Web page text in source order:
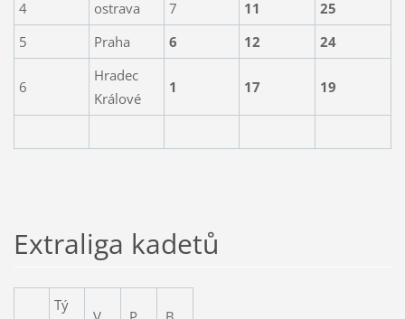
4
ostrava 7 11
25
5
Praha 6 12 24
6
Hradec
Králové
1 17 19
Extraliga kadetů
Tý